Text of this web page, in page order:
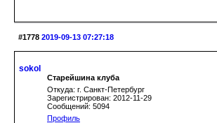
#1778 2019-09-13 07:27:18
sokol
Старейшина клуба
Откуда: г. Санкт-Петербург
Зарегистрирован: 2012-11-29
Сообщений: 5094
Профиль